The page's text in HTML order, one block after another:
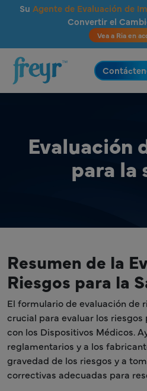
Saltar al contenido principal
Su Agente de Evaluación de
Convertir el
Vea a Ria en
.
Evaluación
para la
Resumen de la
Riesgos para la
El formulario de evaluación de
crucial para evaluar los
con los Dispositivos Médicos.
reglamentarios y a los
gravedad de los riesgos y a
correctivas adecuadas para